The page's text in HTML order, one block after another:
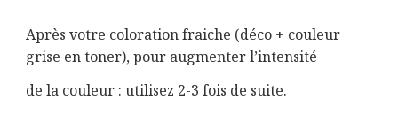
Après votre coloration fraiche (déco + couleur
grise en toner), pour augmenter l’intensité
de la couleur : utilisez 2-3 fois de suite.